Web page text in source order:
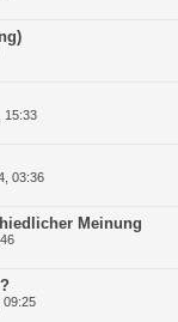
15:33
03:36
Meinung
09:25